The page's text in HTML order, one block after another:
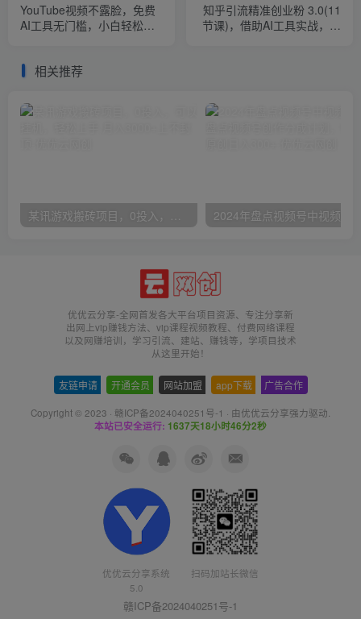
YouTube视频不露脸，免费
AI工具无门槛，小白轻松上
知乎引流精准创业粉 3.0(11
节课)，借助AI工具实战，每
相关推荐
优优云分享-全网首发各大平台项目资源、专注分享新
出网上vip赚钱方法、vip课程视频教程、付费网络课程
以及网赚培训，学习引流、建站、赚钱等，学项目技术
从这里开始！
友链申请 开通会员 网站加盟 app下载 广告合作
Copyright © 2023 · 赣ICP备2024040251号-1 · 由优优云分享强力驱动.
本站已安全运行: 1637天18小时46分2秒
优优云分享系统
5.0
扫码加站长微信
赣ICP备2024040251号-1